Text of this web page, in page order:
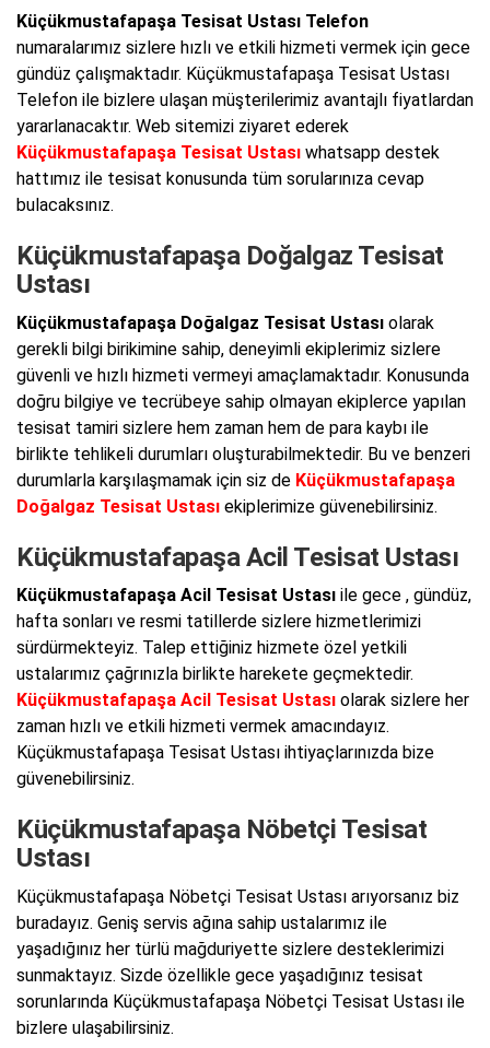
Küçükmustafapaşa Tesisat Ustası Telefon
numaralarımız sizlere hızlı ve etkili hizmeti vermek için gece
gündüz çalışmaktadır. Küçükmustafapaşa Tesisat Ustası
Telefon ile bizlere ulaşan müşterilerimiz avantajlı fiyatlardan
yararlanacaktır. Web sitemizi ziyaret ederek
Küçükmustafapaşa Tesisat Ustası whatsapp destek
hattımız ile tesisat konusunda tüm sorularınıza cevap
bulacaksınız.
Küçükmustafapaşa Doğalgaz Tesisat
Ustası
Küçükmustafapaşa Doğalgaz Tesisat Ustası olarak
gerekli bilgi birikimine sahip, deneyimli ekiplerimiz sizlere
güvenli ve hızlı hizmeti vermeyi amaçlamaktadır. Konusunda
doğru bilgiye ve tecrübeye sahip olmayan ekiplerce yapılan
tesisat tamiri sizlere hem zaman hem de para kaybı ile
birlikte tehlikeli durumları oluşturabilmektedir. Bu ve benzeri
durumlarla karşılaşmamak için siz de Küçükmustafapaşa
Doğalgaz Tesisat Ustası ekiplerimize güvenebilirsiniz.
Küçükmustafapaşa Acil Tesisat Ustası
Küçükmustafapaşa Acil Tesisat Ustası ile gece , gündüz,
hafta sonları ve resmi tatillerde sizlere hizmetlerimizi
sürdürmekteyiz. Talep ettiğiniz hizmete özel yetkili
ustalarımız çağrınızla birlikte harekete geçmektedir.
Küçükmustafapaşa Acil Tesisat Ustası olarak sizlere her
zaman hızlı ve etkili hizmeti vermek amacındayız.
Küçükmustafapaşa Tesisat Ustası ihtiyaçlarınızda bize
güvenebilirsiniz.
Küçükmustafapaşa Nöbetçi Tesisat
Ustası
Küçükmustafapaşa Nöbetçi Tesisat Ustası arıyorsanız biz
buradayız. Geniş servis ağına sahip ustalarımız ile
yaşadığınız her türlü mağduriyette sizlere desteklerimizi
sunmaktayız. Sizde özellikle gece yaşadığınız tesisat
sorunlarında Küçükmustafapaşa Nöbetçi Tesisat Ustası ile
bizlere ulaşabilirsiniz.